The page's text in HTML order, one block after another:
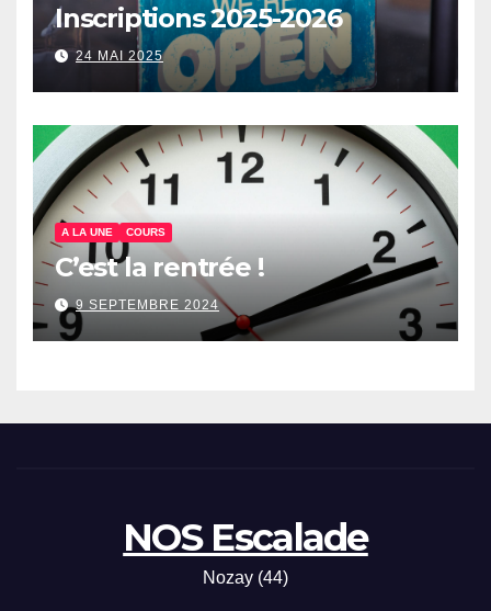
Inscriptions 2025-2026
24 MAI 2025
A LA UNE COURS
C’est la rentrée !
9 SEPTEMBRE 2024
NOS Escalade
Nozay (44)